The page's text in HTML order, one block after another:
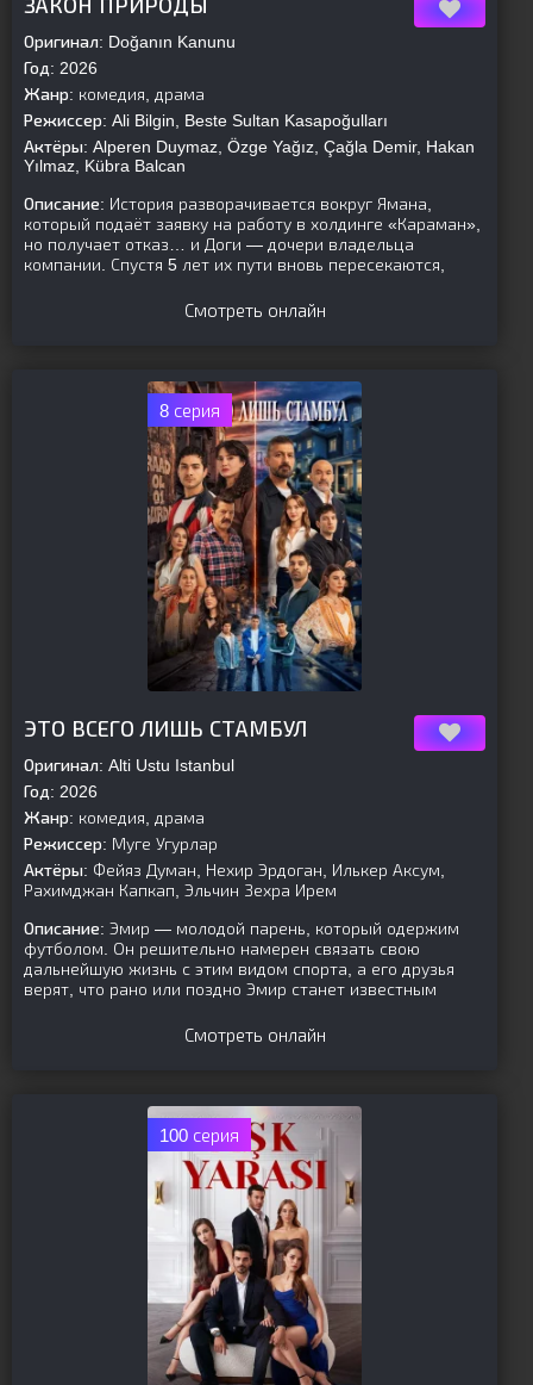
ЗАКОН ПРИРОДЫ
Оригинал: Doğanın Kanunu
Год: 2026
Жанр: комедия, драма
Режиссер: Ali Bilgin, Beste Sultan Kasapoğulları
Актёры: Alperen Duymaz, Özge Yağız, Çağla Demir, Hakan
Yılmaz, Kübra Balcan
Описание: История разворачивается вокруг Ямана,
который подаёт заявку на работу в холдинге «Караман»,
но получает отказ… и Доги — дочери владельца
компании. Спустя 5 лет их пути вновь пересекаются,
Смотреть онлайн
8 серия
ЭТО ВСЕГО ЛИШЬ СТАМБУЛ
Оригинал: Alti Ustu Istanbul
Год: 2026
Жанр: комедия, драма
Режиссер: Муге Угурлар
Актёры: Фейяз Думан, Нехир Эрдоган, Илькер Аксум,
Рахимджан Капкап, Эльчин Зехра Ирем
Описание: Эмир — молодой парень, который одержим
футболом. Он решительно намерен связать свою
дальнейшую жизнь с этим видом спорта, а его друзья
верят, что рано или поздно Эмир станет известным
Смотреть онлайн
100 серия